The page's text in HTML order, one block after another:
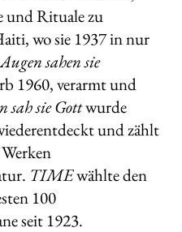
und Rituale zu
wo sie 1937 in nur
sahen sie
1960, verarmt und
sah sie Gottwurde
und zählt
TIMEwählte den
100
seit 1923.